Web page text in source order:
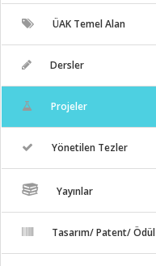
ÜAK Temel Alan
Dersler
Projeler
Yönetilen Tezler
Yayınlar
Tasarım/ Patent/ Ödül